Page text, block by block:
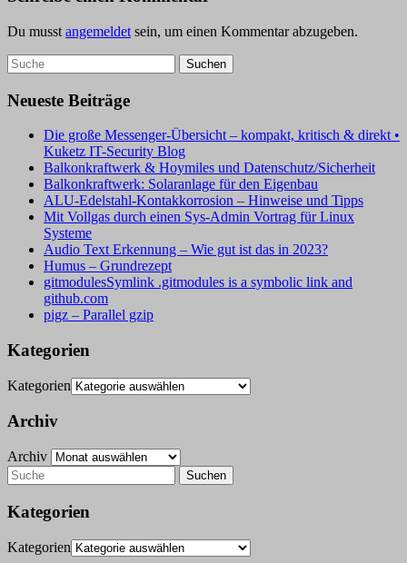
Du musst angemeldet sein, um einen Kommentar abzugeben.
Neueste Beiträge
Die große Messenger-Übersicht – kompakt, kritisch & direkt •
Kuketz IT-Security Blog
Balkonkraftwerk & Hoymiles und Datenschutz/Sicherheit
Balkonkraftwerk: Solaranlage für den Eigenbau
ALU-Edelstahl-Kontakkorrosion – Hinweise und Tipps
Mit Vollgas durch einen Sys-Admin Vortrag für Linux
Systeme
Audio Text Erkennung – Wie gut ist das in 2023?
Humus – Grundrezept
gitmodulesSymlink .gitmodules is a symbolic link and
github.com
pigz – Parallel gzip
Kategorien
Kategorien
Archiv
Archiv
Kategorien
Kategorien